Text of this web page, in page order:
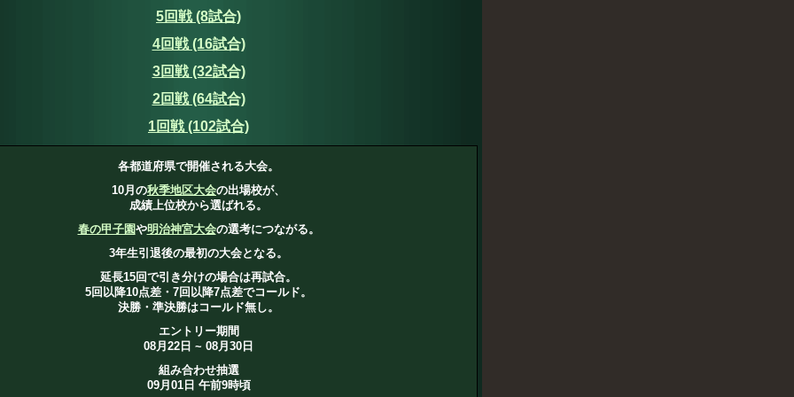
5回戦 (8試合)
4回戦 (16試合)
3回戦 (32試合)
2回戦 (64試合)
1回戦 (102試合)
各都道府県で開催される大会。
10月の秋季地区大会の出場校が、
成績上位校から選ばれる。
春の甲子園や明治神宮大会の選考につながる。
3年生引退後の最初の大会となる。
延長15回で引き分けの場合は再試合。
5回以降10点差・7回以降7点差でコールド。
決勝・準決勝はコールド無し。
エントリー期間
08月22日 ~ 08月30日
組み合わせ抽選
09月01日 午前9時頃